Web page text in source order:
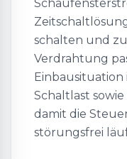
schalten und
Verdrahtung
Einbausituation
Schaltlast
damit die
störungsfrei